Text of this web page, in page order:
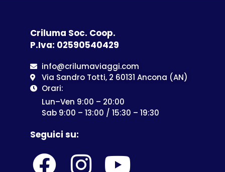
Criluma Soc. Coop.
P.Iva: 02590540429
info@crilumaviaggi.com
Via Sandro Totti, 2 60131 Ancona (AN)
Orari:
Lun–Ven 9:00 – 20:00
Sab 9:00 – 13:00 / 15:30 – 19:30
Seguici su: